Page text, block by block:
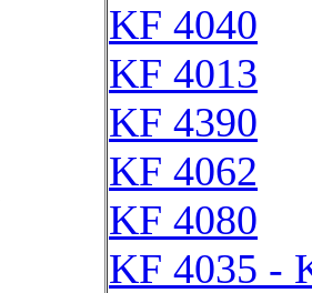
KF 4040
KF 4013
KF 4390
KF 4062
KF 4080
KF 4035 -